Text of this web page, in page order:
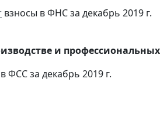
взносы в ФНС за декабрь 2019 г.
и
ФСС за декабрь 2019 г.